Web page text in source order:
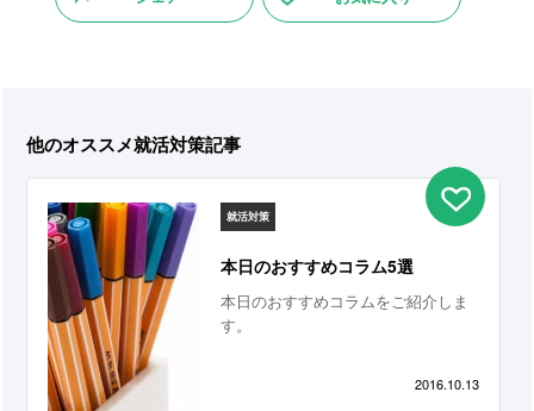
他のオススメ就活対策記事
就活対策
本日のおすすめコラム5選
本日のおすすめコラムをご紹介しま
す。
2016.10.13